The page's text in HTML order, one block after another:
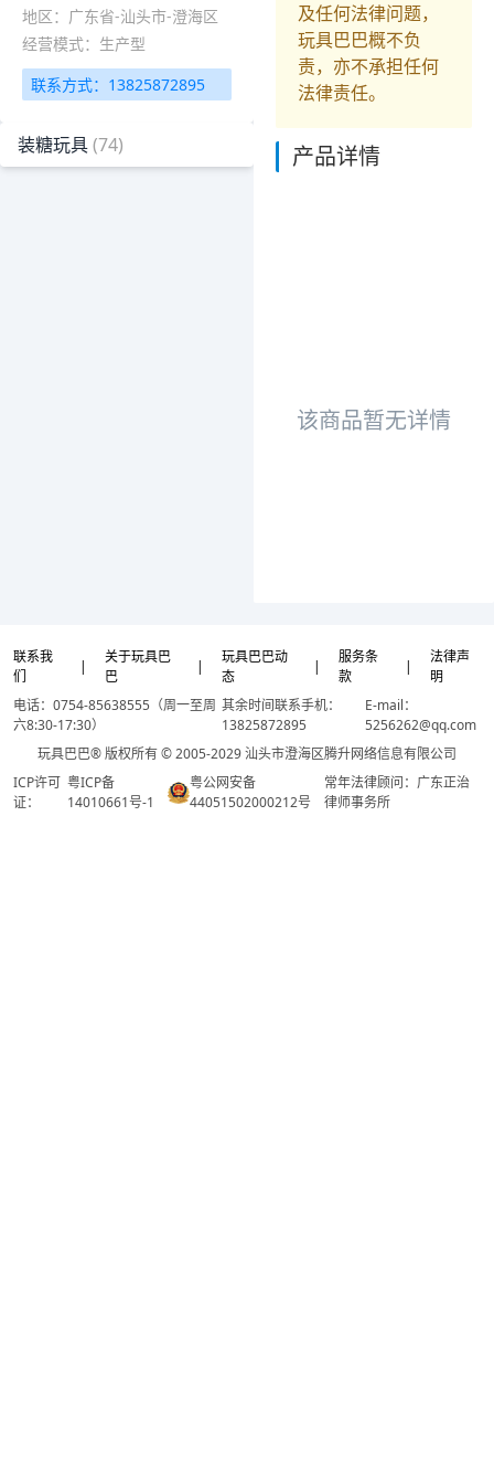
地区：广东省-汕头市-澄海区
经营模式：生产型
联系方式：13825872895
装糖玩具(74)
及任何法律问题，
玩具巴巴概不负
责，亦不承担任何
法律责任。
产品详情
该商品暂无详情
联系我
们
|
关于玩具巴
巴
|
玩具巴巴动
态
|
服务条
款
|
法律声
明
电话：0754-85638555（周一至周
六8:30-17:30）
其余时间联系手机：
13825872895
E-mail：
5256262@qq.com
玩具巴巴® 版权所有 © 2005-2029 汕头市澄海区腾升网络信息有限公司
ICP许可
证：
粤ICP备
14010661号-1
粤公网安备
44051502000212号
常年法律顾问：广东正治
律师事务所